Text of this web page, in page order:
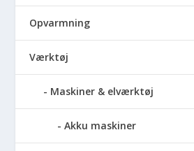
Opvarmning
Værktøj
Maskiner & elværktøj
Akku maskiner